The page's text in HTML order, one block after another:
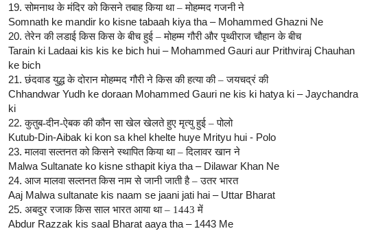
19.सोमनाथ के मंदिर को किसने तबाह किया था – मोहम्मद गजनी ने
Somnath ke mandir ko kisne tabaah kiya tha – Mohammed Ghazni Ne
20. तेरेन की लडाई किस किस के बीच हुई – मोहम्म गौरी और पृथ्वीराज चौहान के बीच
Tarain ki Ladaai kis kis ke bich hui – Mohammed Gauri aur Prithviraj Chauhan
ke bich
21.छंदवाड युद्ध के दोरान मोहम्मद गौरी ने किस की हत्या की – जयचद्रं की
Chhandwar Yudh ke doraan Mohammed Gauri ne kis ki hatya ki – Jaychandra
ki
22.कुतुब-दीन-ऐबक की कौन सा खेल खेलते हुए मृत्यु हुई – पोलो
Kutub-Din-Aibak ki kon sa khel khelte huye Mrityu hui - Polo
23.मालवा सल्तनत को किसने स्थापित किया था – दिलावर खान ने
Malwa Sultanate ko kisne sthapit kiya tha – Dilawar Khan Ne
24. आज मालवा सल्तनत किस नाम से जानी जाती है – उतर भारत
Aaj Malwa sultanate kis naam se jaani jati hai – Uttar Bharat
25. अबदुर रजाक किस साल भारत आया था – 1443 में
Abdur Razzak kis saal Bharat aaya tha – 1443 Me